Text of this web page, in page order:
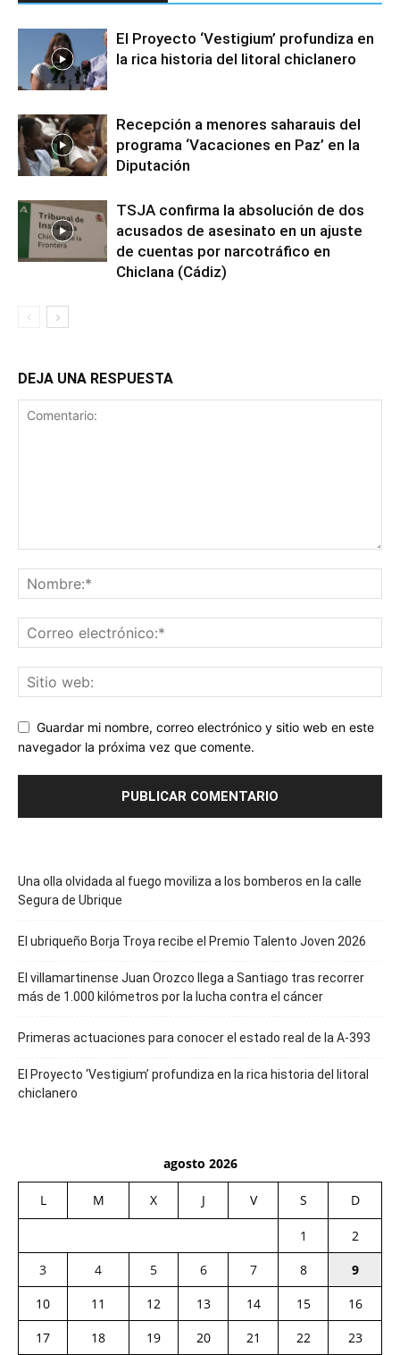
El Proyecto ‘Vestigium’ profundiza en
la rica historia del litoral chiclanero
Recepción a menores saharauis del
programa ‘Vacaciones en Paz’ en la
Diputación
TSJA confirma la absolución de dos
acusados de asesinato en un ajuste
de cuentas por narcotráfico en
Chiclana (Cádiz)
DEJA UNA RESPUESTA
Guardar mi nombre, correo electrónico y sitio web en este
navegador la próxima vez que comente.
Una olla olvidada al fuego moviliza a los bomberos en la calle
Segura de Ubrique
El ubriqueño Borja Troya recibe el Premio Talento Joven 2026
El villamartinense Juan Orozco llega a Santiago tras recorrer
más de 1.000 kilómetros por la lucha contra el cáncer
Primeras actuaciones para conocer el estado real de la A-393
El Proyecto ‘Vestigium’ profundiza en la rica historia del litoral
chiclanero
agosto 2026
L M X J V S D
1
2
3
4 5 6 7 8
9
10
11 12 13 14 15
16
17
18 19 20 21 22
23